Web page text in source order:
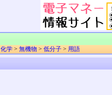
化学 > 無機物 > 低分子 > 用語